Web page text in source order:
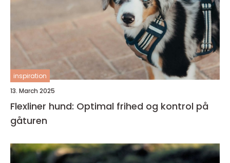
inspiration
13. March 2025
Flexliner hund: Optimal frihed og kontrol på
gåturen